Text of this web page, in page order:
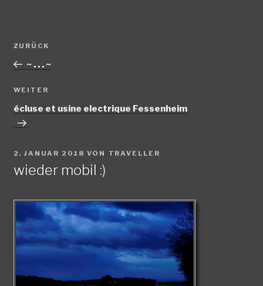
Beitragsnavigation
Vorheriger
Beitrag
ZURÜCK
~ . . . ~
Nächster
Beitrag
WEITER
écluse et usine electrique Fessenheim
VERÖFFENTLICHT
AM
2. JANUAR 2018 VON TRAVELLER
wieder mobil :)